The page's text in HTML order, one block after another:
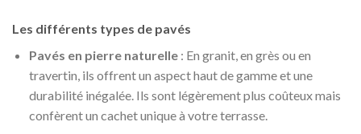
Les différents types de pavés
Pavés en pierre naturelle: En granit, en grès ou en
travertin, ils offrent un aspect haut de gamme et une
durabilité inégalée. Ils sont légèrement plus coûteux mais
confèrent un cachet unique à votre terrasse.